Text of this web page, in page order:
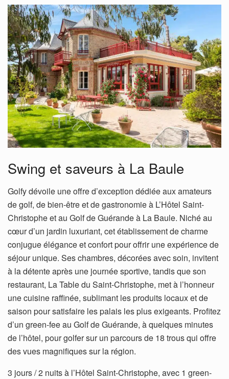
Swing et saveurs à La Baule
Golfy dévoile une offre d’exception dédiée aux amateurs
de golf, de bien-être et de gastronomie à L’Hôtel Saint-
Christophe et au Golf de Guérande à La Baule. Niché au
cœur d’un jardin luxuriant, cet établissement de charme
conjugue élégance et confort pour offrir une expérience de
séjour unique. Ses chambres, décorées avec soin, invitent
à la détente après une journée sportive, tandis que son
restaurant, La Table du Saint-Christophe, met à l’honneur
une cuisine raffinée, sublimant les produits locaux et de
saison pour satisfaire les palais les plus exigeants. Profitez
d’un green-fee au Golf de Guérande, à quelques minutes
de l’hôtel, pour golfer sur un parcours de 18 trous qui offre
des vues magnifiques sur la région.
3 jours / 2 nuits à l’Hôtel Saint-Christophe, avec 1 green-